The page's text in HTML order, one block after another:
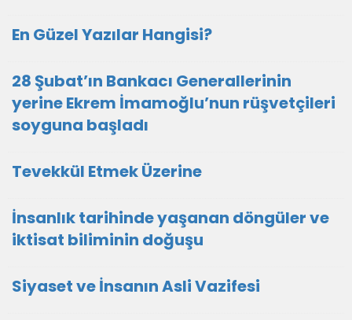
En Güzel Yazılar Hangisi?
28 Şubat’ın Bankacı Generallerinin
yerine Ekrem İmamoğlu’nun rüşvetçileri
soyguna başladı
Tevekkül Etmek Üzerine
İnsanlık tarihinde yaşanan döngüler ve
iktisat biliminin doğuşu
Siyaset ve İnsanın Asli Vazifesi